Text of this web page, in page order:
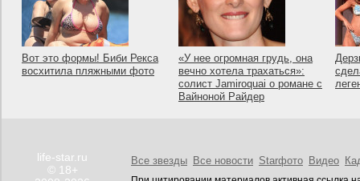
Вот это формы! Биби Рекса
восхитила пляжными фото
«У нее огромная грудь, она
вечно хотела трахаться»:
солист Jamiroquai о романе с
Вайноной Райдер
life-star.ru
© 18+
Все звезды Все новости Starфото Видео